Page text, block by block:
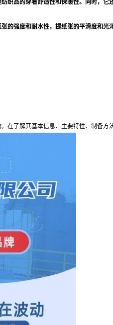
品的穿着舒适性和保暖性。同时，它
的强度和耐水性，提纸张的平滑度和光泽
在了解其基本信息、主要特性、制备